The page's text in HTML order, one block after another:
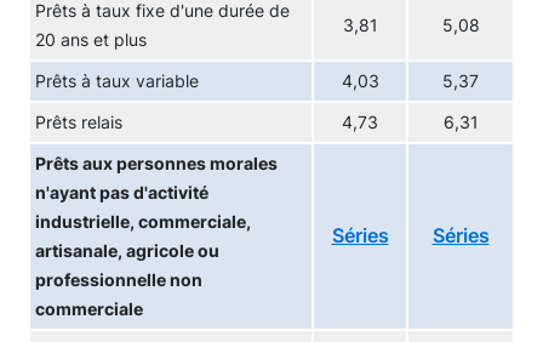
Prêts à taux fixe d'une durée de
20 ans et plus
3,81 5,08
Prêts à taux variable 4,03 5,37
Prêts relais 4,73 6,31
Prêts aux personnes morales
n'ayant pas d'activité
industrielle, commerciale,
artisanale, agricole ou
professionnelle non
commerciale
Séries Séries